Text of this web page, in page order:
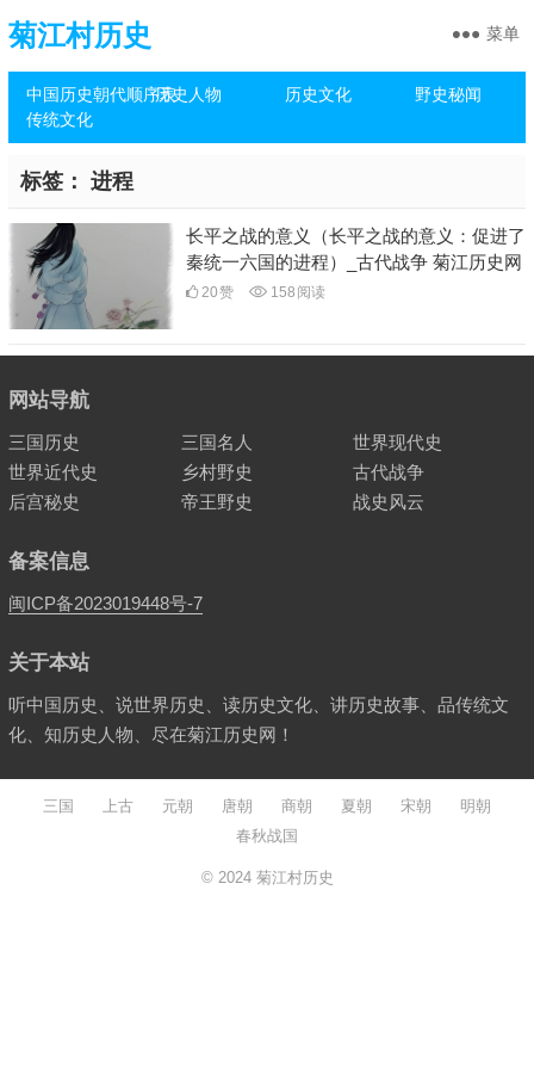
菊江村历史
中国历史朝代顺序表历史人物 历史文化
野史秘闻
传统文化
菜单
标签： 进程
长平之战的意义（长平之战的意义：促进了
秦统一六国的进程）_古代战争 菊江历史网
20赞 158 阅读
网站导航
三国历史 三国名人
世界现代史
世界近代史
乡村野史
古代战争
后宫秘史
帝王野史 战史风云
备案信息
闽ICP备2023019448号-7
关于本站
听中国历史、说世界历史、读历史文化、讲历史故事、品传统文
化、知历史人物、尽在菊江历史网！
三国 上古 元朝 唐朝 商朝 夏朝 宋朝
明朝
春秋战国
© 2024 菊江村历史